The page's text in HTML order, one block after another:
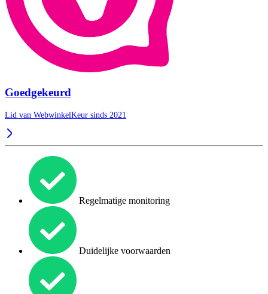
Goedgekeurd
Lid van WebwinkelKeur sinds 2021
Regelmatige monitoring
Duidelijke voorwaarden